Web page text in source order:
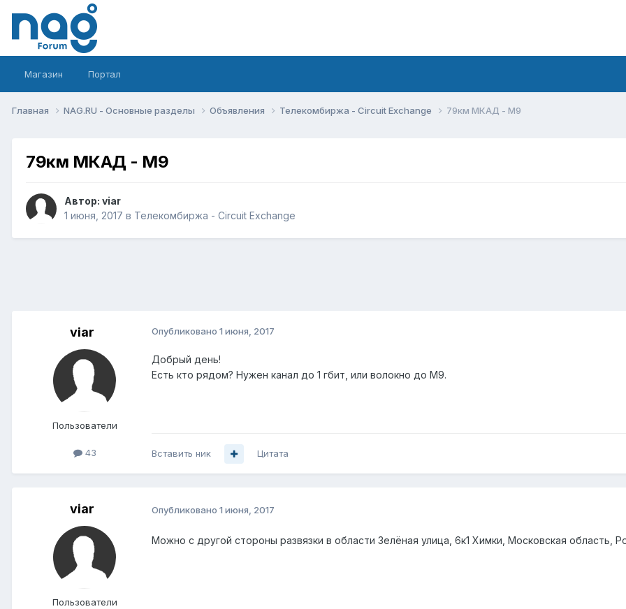
Магазин Портал
Главная NAG.RU - Основные разделы Объявления Телекомбиржа - Circuit Exchange 79км МКАД - М9
79км МКАД - М9
Автор: viar
1 июня, 2017 в Телекомбиржа - Circuit Exchange
viar
Пользователи
43
Опубликовано 1 июня, 2017
Добрый день!
Есть кто рядом? Нужен канал до 1 гбит, или волокно до М9.
Вставить ник Цитата
viar
Пользователи
Опубликовано 1 июня, 2017
Можно с другой стороны развязки в области Зелёная улица, 6к1 Химки, Московская область,